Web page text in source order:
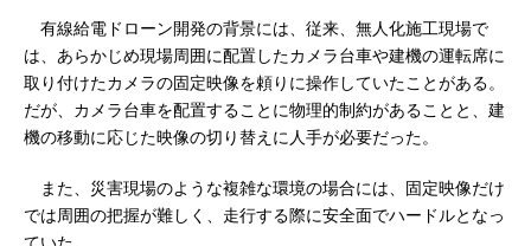
有線給電ドローン開発の背景には、従来、無人化施工現場で
は、あらかじめ現場周囲に配置したカメラ台車や建機の運転席に
取り付けたカメラの固定映像を頼りに操作していたことがある。
だが、カメラ台車を配置することに物理的制約があることと、建
機の移動に応じた映像の切り替えに人手が必要だった。
また、災害現場のような複雑な環境の場合には、固定映像だけ
では周囲の把握が難しく、走行する際に安全面でハードルとなっ